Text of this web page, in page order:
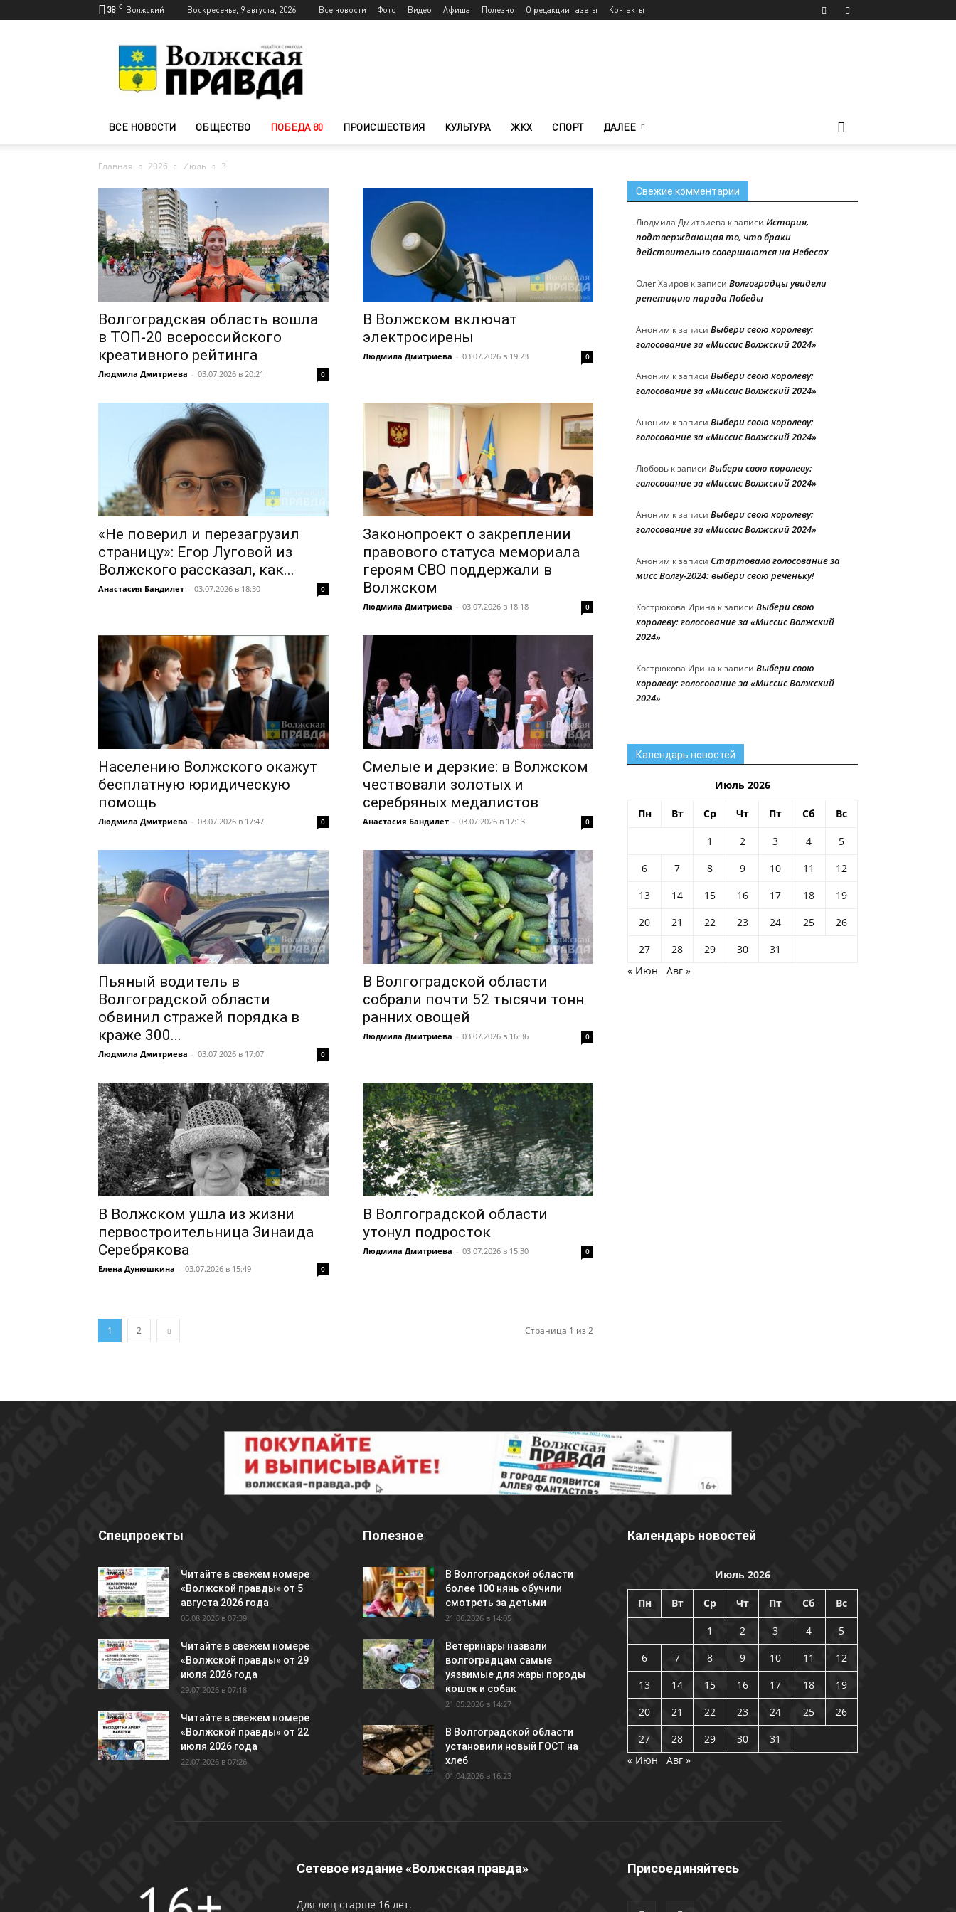
38 C Волжский Воскресенье, 9 августа, 2026 Все новости Фото Видео Афиша Полезно О редакции газеты Контакты
Волжского
—
Волжская
ВСЕ НОВОСТИ ОБЩЕСТВО ПОБЕДА 80 ПРОИСШЕСТВИЯ КУЛЬТУРА ЖКХ СПОРТ ДАЛЕЕ
Главная 2026 Июль 3
Волгоградская область вошла
в ТОП-20 всероссийского
креативного рейтинга
Людмила Дмитриева - 03.07.2026 в 20:21 0
В Волжском включат
электросирены
Людмила Дмитриева - 03.07.2026 в 19:23 0
«Не поверил и перезагрузил
страницу»: Егор Луговой из
Волжского рассказал, как...
Анастасия Бандилет - 03.07.2026 в 18:30 0
Законопроект о закреплении
правового статуса мемориала
героям СВО поддержали в
Волжском
Людмила Дмитриева - 03.07.2026 в 18:18 0
Населению Волжского окажут
бесплатную юридическую
помощь
Людмила Дмитриева - 03.07.2026 в 17:47 0
Смелые и дерзкие: в Волжском
чествовали золотых и
серебряных медалистов
Анастасия Бандилет - 03.07.2026 в 17:13 0
Пьяный водитель в
Волгоградской области
обвинил стражей порядка в
краже 300...
Людмила Дмитриева - 03.07.2026 в 17:07 0
В Волгоградской области
собрали почти 52 тысячи тонн
ранних овощей
Людмила Дмитриева - 03.07.2026 в 16:36 0
В Волжском ушла из жизни
первостроительница Зинаида
Серебрякова
Елена Дунюшкина - 03.07.2026 в 15:49 0
В Волгоградской области
утонул подросток
Людмила Дмитриева - 03.07.2026 в 15:30 0
1 2 Страница 1 из 2
Свежие комментарии
Людмила Дмитриева к записи История,
подтверждающая то, что браки
действительно совершаются на Небесах
Олег Хаиров к записи Волгоградцы увидели
репетицию парада Победы
Аноним к записи Выбери свою королеву:
голосование за «Миссис Волжский 2024»
Аноним к записи Выбери свою королеву:
голосование за «Миссис Волжский 2024»
Аноним к записи Выбери свою королеву:
голосование за «Миссис Волжский 2024»
Любовь к записи Выбери свою королеву:
голосование за «Миссис Волжский 2024»
Аноним к записи Выбери свою королеву:
голосование за «Миссис Волжский 2024»
Аноним к записи Стартовало голосование за
мисс Волгу-2024: выбери свою реченьку!
Кострюкова Ирина к записи Выбери свою
королеву: голосование за «Миссис Волжский
2024»
Кострюкова Ирина к записи Выбери свою
королеву: голосование за «Миссис Волжский
2024»
Календарь новостей
Июль 2026
Пн Вт Ср Чт Пт Сб Вс
1 2 3 4
5
6
7 8 9 10 11
12
13
14 15 16 17 18
19
20
21 22 23 24 25
26
27
28 29 30
31
« Июн
Авг »
Спецпроекты
Читайте в свежем номере
«Волжской правды» от 5
августа 2026 года
05.08.2026 в 07:39
Читайте в свежем номере
«Волжской правды» от 29
июля 2026 года
29.07.2026 в 07:18
Читайте в свежем номере
«Волжской правды» от 22
июля 2026 года
22.07.2026 в 07:26
Полезное
В Волгоградской области
более 100 нянь обучили
смотреть за детьми
21.06.2026 в 14:05
Ветеринары назвали
волгоградцам самые
уязвимые для жары породы
кошек и собак
21.05.2026 в 14:27
В Волгоградской области
установили новый ГОСТ на
хлеб
01.04.2026 в 16:23
Календарь новостей
Июль 2026
Пн Вт Ср Чт Пт Сб Вс
1 2 3 4
5
6
7 8 9 10 11
12
13
14 15 16 17 18
19
20
21 22 23 24 25
26
27
28 29 30
31
« Июн
Авг »
Сетевое издание «Волжская правда»
Для лиц старше 16 лет.
Присоединяйтесь